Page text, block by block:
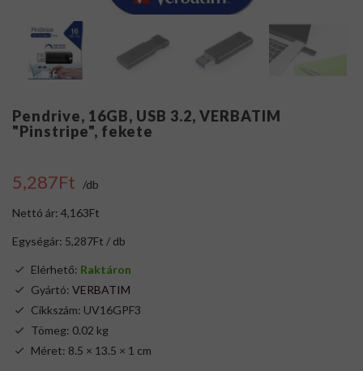
Pendrive, 16GB, USB 3.2, VERBATIM
"Pinstripe", fekete
5,287Ft /db
Nettó ár: 4,163Ft
Egységár: 5,287Ft / db
Elérhető: Raktáron
Gyártó: VERBATIM
Cikkszám: UV16GPF3
Tömeg: 0.02 kg
Méret: 8.5 × 13.5 × 1 cm